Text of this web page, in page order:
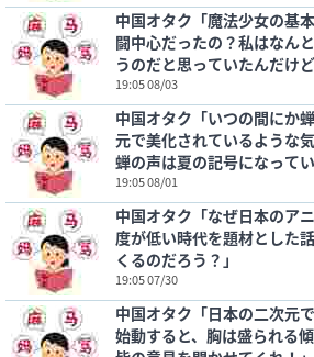
中国オタク「魔法少女の基
闘中心だったの？私はなん
うのだと思っていたんだけ
19:05 08/03
中国オタク「いつの間にか
元で美化されているような
蝉の声は夏の記号になって
化はされていないように思う
19:05 08/01
中国オタク「なぜ日本のア
度が低い時代を題材とした
くるのだろう？」
19:05 07/30
中国オタク「日本の二次元
始動すると、胸は盛られる